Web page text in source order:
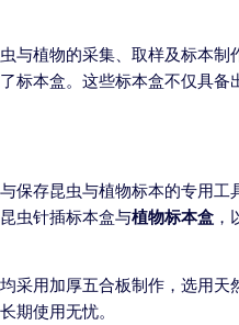
与植物的采集、取样及标本
标本盒。这些标本盒不仅具
保存昆虫与植物标本的专用
虫针插标本盒与植物标本盒
采用加厚五合板制作，选用
期使用无忧。